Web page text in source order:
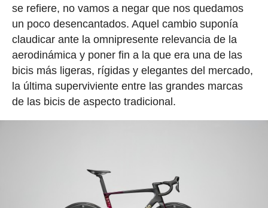
se refiere, no vamos a negar que nos quedamos
un poco desencantados. Aquel cambio suponía
claudicar ante la omnipresente relevancia de la
aerodinámica y poner fin a la que era una de las
bicis más ligeras, rígidas y elegantes del mercado,
la última superviviente entre las grandes marcas
de las bicis de aspecto tradicional.